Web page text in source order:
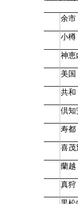
余市
小樽
神恵
美国
共和
倶知
寿都
喜茂
蘭越
真狩